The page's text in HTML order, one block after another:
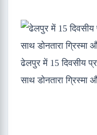
ढेलपुर में 15 दिवसीय
साथ डोनतारा